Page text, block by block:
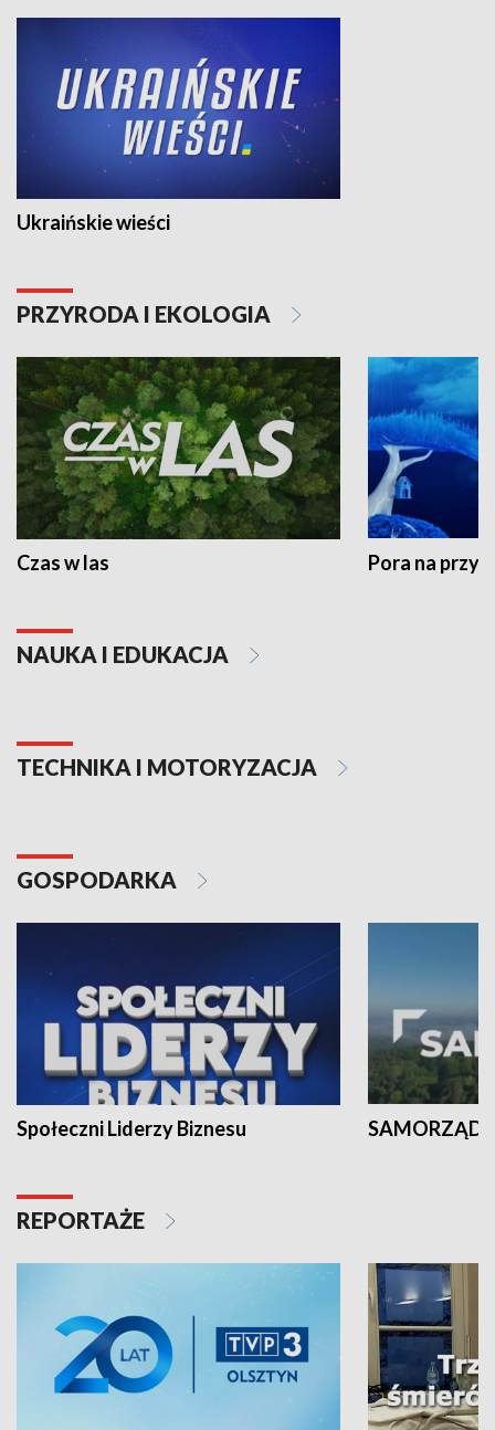
Ukraińskie wieści
PRZYRODA I EKOLOGIA
Czas w las Pora na
NAUKA I EDUKACJA
TECHNIKA I MOTORYZACJA
GOSPODARKA
Społeczni Liderzy Biznesu SAMORZĄD
REPORTAŻE